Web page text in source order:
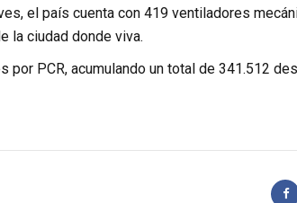
el país cuenta con 419 ventiladores
la ciudad donde viva.
por PCR, acumulando un total de 341.512